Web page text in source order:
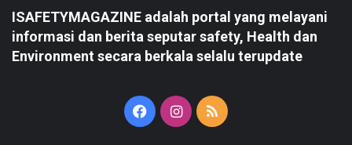
ISAFETYMAGAZINE adalah portal yang melayani
informasi dan berita seputar safety, Health dan
Environment secara berkala selalu terupdate
FacebookInstagram
RSS